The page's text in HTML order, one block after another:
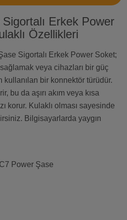
Erkek Power
Özellikleri
Sigortalı Erkek Power Soket;
veya cihazları bir güç
kullanılan bir konnektör türüdür.
bu da aşırı akım veya kısa
korur. Kulaklı olması sayesinde
Bilgisayarlarda yaygın
Power Şase